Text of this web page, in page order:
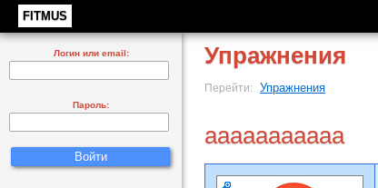
FITMUS
Упражнения
Перейти: Упражнения
ааааааааааа
Логин или email:
Пароль: